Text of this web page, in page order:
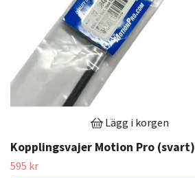
Lägg i korgen
Kopplingsvajer Motion Pro (svart)
595 kr